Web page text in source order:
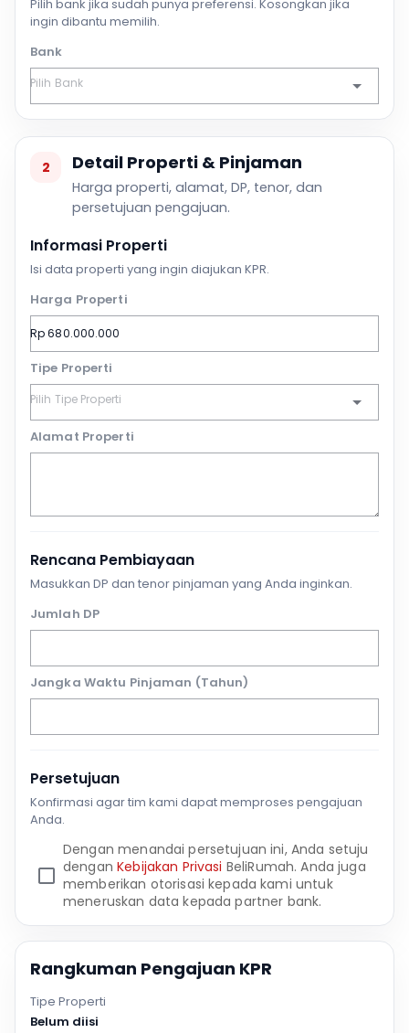
Pilih bank jika sudah punya preferensi. Kosongkan jika
ingin dibantu memilih.
Bank
2 Detail Properti & Pinjaman
Harga properti, alamat, DP, tenor, dan
persetujuan pengajuan.
Informasi Properti
Isi data properti yang ingin diajukan KPR.
Harga Properti
Tipe Properti
Alamat Properti
Rencana Pembiayaan
Masukkan DP dan tenor pinjaman yang Anda inginkan.
Jumlah DP
Jangka Waktu Pinjaman (Tahun)
Persetujuan
Konfirmasi agar tim kami dapat memproses pengajuan
Anda.
Dengan menandai persetujuan ini, Anda setuju
denganKebijakan Privasi BeliRumah. Anda juga
memberikan otorisasi kepada kami untuk
meneruskan data kepada partner bank.
Rangkuman Pengajuan KPR
Tipe Properti
Belum diisi